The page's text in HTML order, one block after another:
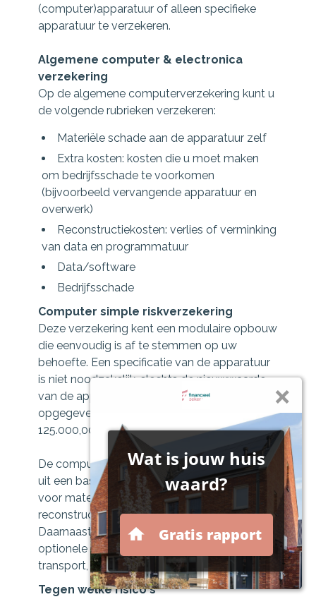
(computer)apparatuur of alleen specifieke
apparatuur te verzekeren.
Algemene computer & electronica
verzekering
Op de algemene computerverzekering kunt u
de volgende rubrieken verzekeren:
Materiële schade aan de apparatuur zelf
Extra kosten: kosten die u moet maken
om bedrijfsschade te voorkomen
(bijvoorbeeld vervangende apparatuur en
overwerk)
Reconstructiekosten: verlies of verminking
van data en programmatuur
Data/software
Bedrijfsschade
Computer simple riskverzekering
Deze verzekering kent een modulaire opbouw
die eenvoudig is af te stemmen op uw
behoefte. Een specificatie van de apparatuur
is niet noodzakelijk, slechts de nieuwwaarde
van de apparatuur hoeft te worden
opgegeven tot een maximum van €
125.000,00.
De computer simple riskverzekering bestaat
uit een basismodule, waarin een dekking
voor materiële schade, extra kosten en
reconstructiekosten is opgenomen.
Daarnaast kan worden gekozen voor
optionele modules, zoals elektronica,
transport, eigen gebrek en data/software.
Tegen welke risico's